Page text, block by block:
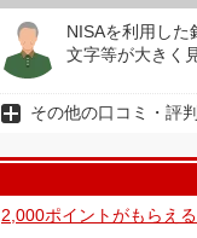
NISAを利用し
文字等が大きく
その他の口コミ・評判
2,000ポイントがもらえ